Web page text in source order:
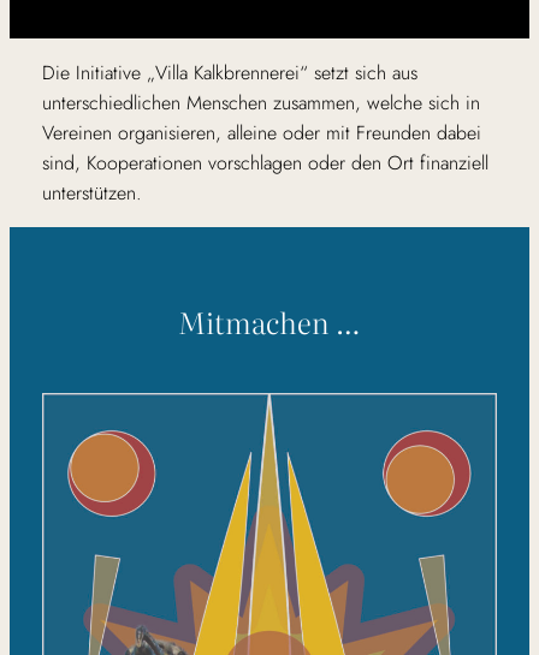
Die Initiative „Villa Kalkbrennerei“ setzt sich aus
unterschiedlichen Menschen zusammen, welche sich in
Vereinen organisieren, alleine oder mit Freunden dabei
sind, Kooperationen vorschlagen oder den Ort finanziell
unterstützen.
Mitmachen …